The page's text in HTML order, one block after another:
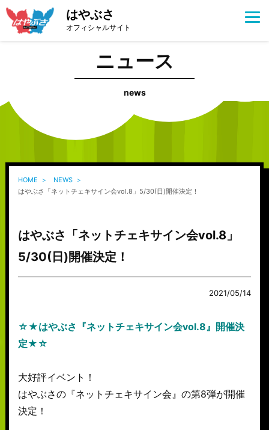
はやぶさ
オフィシャルサイト
ニュース
news
HOME
NEWS
はやぶさ「ネットチェキサイン会vol.8」5/30(日)開催決定！
はやぶさ「ネットチェキサイン会vol.8」
5/30(日)開催決定！
2021/05/14
☆★はやぶさ『ネットチェキサイン会vol.8』開催決
定★☆
大好評イベント！
はやぶさの『ネットチェキサイン会』の第8弾が開催
決定！